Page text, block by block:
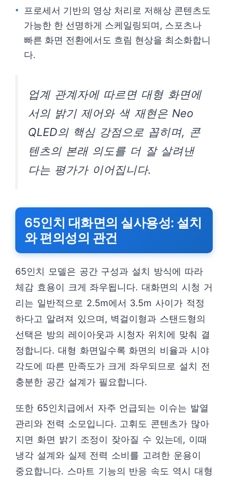
프로세서 기반의 영상 처리로 저해상 콘텐츠도
가능한 한 선명하게 스케일링되며, 스포츠나
빠른 화면 전환에서도 흐림 현상을 최소화합니
다.
업계 관계자에 따르면 대형 화면에
서의 밝기 제어와 색 재현은 Neo
QLED의 핵심 강점으로 꼽히며, 콘
텐츠의 본래 의도를 더 잘 살려낸
다는 평가가 이어집니다.
65인치 대화면의 실사용성: 설치
와 편의성의 관건
65인치 모델은 공간 구성과 설치 방식에 따라
체감 효용이 크게 좌우됩니다. 대화면의 시청 거
리는 일반적으로 2.5m에서 3.5m 사이가 적정
하다고 알려져 있으며, 벽걸이형과 스탠드형의
선택은 방의 레이아웃과 시청자 위치에 맞춰 결
정합니다. 대형 화면일수록 화면의 비율과 시야
각도에 따른 만족도가 크게 좌우되므로 설치 전
충분한 공간 설계가 필요합니다.
또한 65인치급에서 자주 언급되는 이슈는 발열
관리와 전력 소모입니다. 고휘도 콘텐츠가 많아
지면 화면 밝기 조정이 잦아질 수 있는데, 이때
냉각 설계와 실제 전력 소비를 고려한 운용이
중요합니다. 스마트 기능의 반응 속도 역시 대형